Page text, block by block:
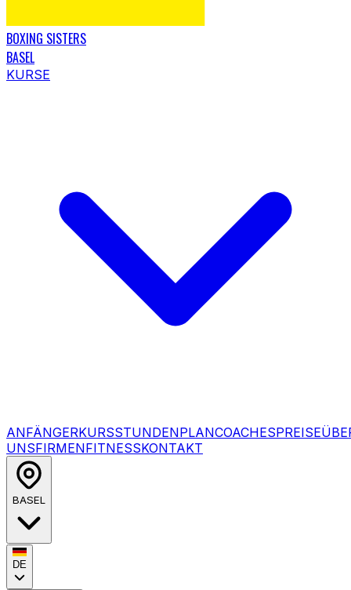
BOXING SISTERS
BASEL
KURSE
ANFÄNGERKURSSTUNDENPLANCOACHESPREISE
UNSFIRMENFITNESSKONTAKT
BASEL
DE